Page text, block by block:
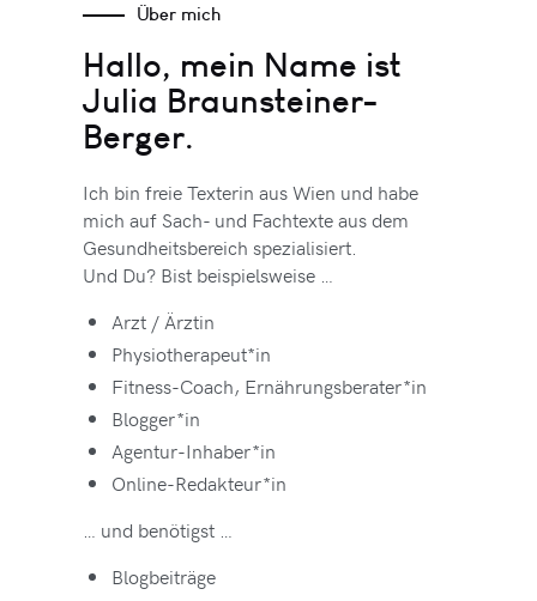
Über mich
Hallo, mein Name ist
Julia Braunsteiner-
Berger.
Ich bin freie Texterin aus Wien und habe
mich auf Sach- und Fachtexte aus dem
Gesundheitsbereich spezialisiert.
Und Du? Bist beispielsweise …
Arzt / Ärztin
Physiotherapeut*in
Fitness-Coach, Ernährungsberater*in
Blogger*in
Agentur-Inhaber*in
Online-Redakteur*in
… und benötigst …
Blogbeiträge